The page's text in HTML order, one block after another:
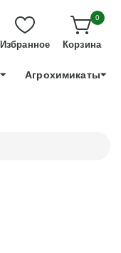
+7 991 898 83 30
Избранное
0
Корзина
Агрохимикаты